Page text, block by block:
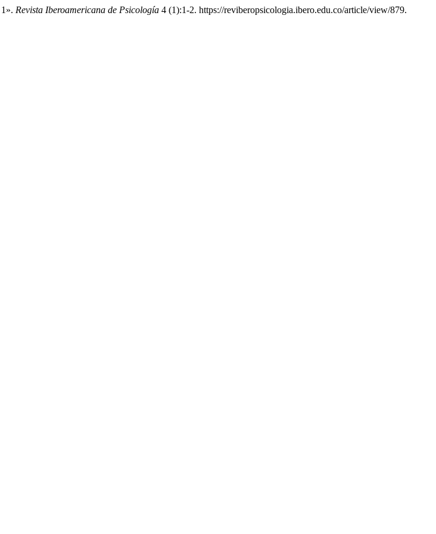
Revista Iberoamericana de Psicología 4 (1):1-2. https://reviberopsicologia.ibero.edu.co/article/view/879.